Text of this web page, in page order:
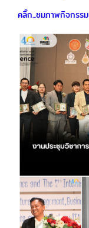
คลิ๊ก...ชมภาพกิจกรรม